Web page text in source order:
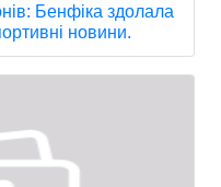
Бенфіка здолала
новини.